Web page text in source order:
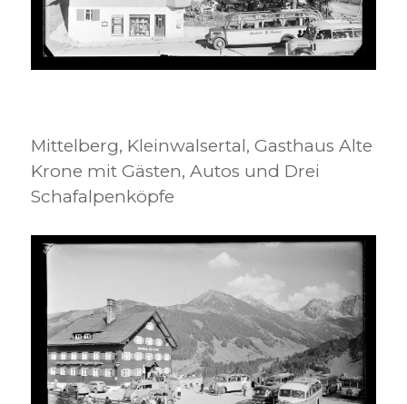
Mittelberg, Kleinwalsertal, Gasthaus Alte
Krone mit Gästen, Autos und Drei
Schafalpenköpfe